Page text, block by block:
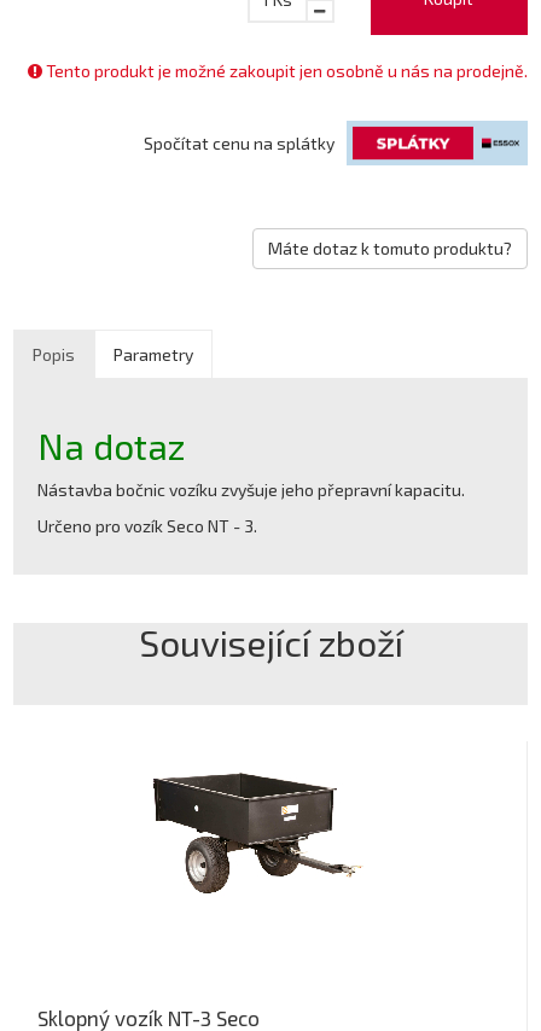
Tento produkt je možné zakoupit jen osobně u nás na prodejně.
Spočítat cenu na splátky
Máte dotaz k tomuto produktu?
Popis Parametry
Na dotaz
Nástavba bočnic vozíku zvyšuje jeho přepravní kapacitu.
Určeno pro vozík Seco NT - 3.
Související zboží
Sklopný vozík NT-3 Seco